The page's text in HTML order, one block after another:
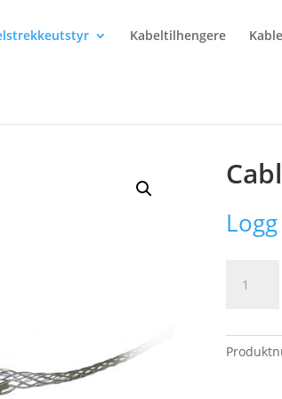
Kabeltilhengere
support
1
eye